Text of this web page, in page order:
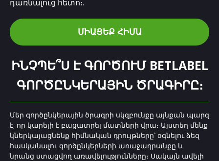
դառնալուց հետո։.
ՄԻԱՑԵՔ ՀԻՄԱ
ԻՆՉՊԵ՞Ս Է ԳՈՐԾՈՒՄ BETLABEL
ԳՈՐԾԸՆԿԵՐԱՅԻՆ ԾՐԱԳԻՐԸ։
Մեր գործընկերային ծրագրի սկզբունքը այնքան պարզ
է, որ կարելի է բացատրել մատների վրա։ Այստեղ մենք
կներկայացնենք հիմնական դրույթները՝ օգնելու ձեզ
հասկանալու գործընկերների առաջադրանքը և
նրանց ստացվող առավելությունները։ Սակայն ավելի